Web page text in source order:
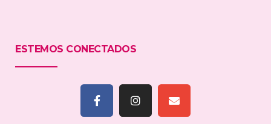
ESTEMOS CONECTADOS